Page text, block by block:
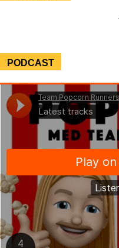
PODCAST